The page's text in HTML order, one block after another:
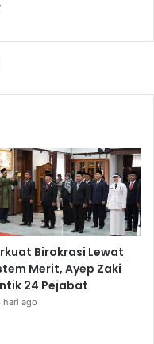
Birokrasi Lewat
Merit, Ayep Zaki
24 Pejabat
hari ago